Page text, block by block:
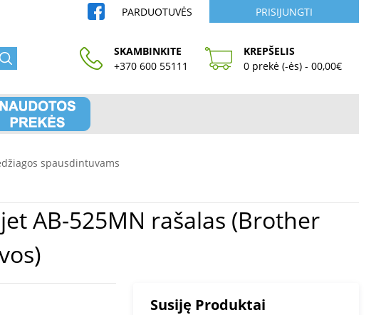
PARDUOTUVĖS PRISIJUNGTI
SKAMBINKITE
+370 600 55111
KREPŠELIS
0 prekė (-ės) - 00,00€
spausdintuvams
Susiję Produktai